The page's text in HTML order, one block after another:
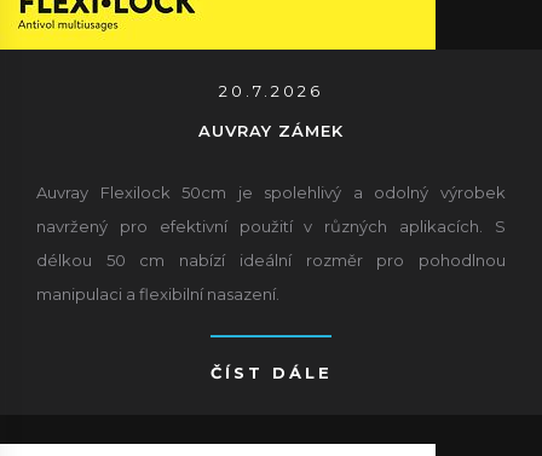
20.7.2026
AUVRAY ZÁMEK
Auvray Flexilock 50cm je spolehlivý a odolný výrobek
navržený pro efektivní použití v různých aplikacích. S
délkou 50 cm nabízí ideální rozměr pro pohodlnou
manipulaci a flexibilní nasazení.
ČÍST DÁLE